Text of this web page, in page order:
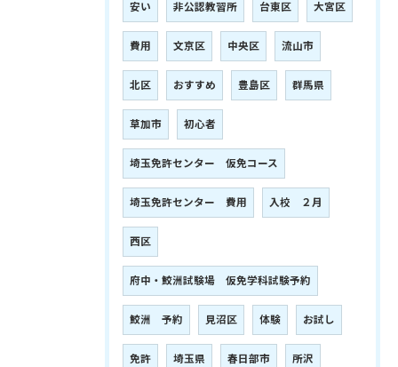
安い 非公認教習所 台東区 大宮区
費用 文京区 中央区 流山市
北区 おすすめ 豊島区 群馬県
草加市 初心者
埼玉免許センター 仮免コース
埼玉免許センター 費用 入校 ２月
西区
府中・鮫洲試験場 仮免学科試験予約
鮫洲 予約 見沼区 体験 お試し
免許 埼玉県 春日部市 所沢